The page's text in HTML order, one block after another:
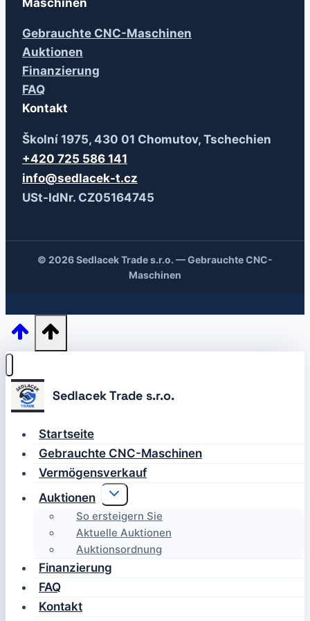
Maschinen
Gebrauchte CNC-Maschinen
Auktionen
Finanzierung
FAQ
Kontakt
Školní 1975, 430 01 Chomutov, Tschechien
+420 725 586 141
info@sedlacek-t.cz
USt-IdNr. CZ05164745
© 2026 Sedlacek Trade s.r.o. — Gebrauchte CNC-
Maschinen
Startseite
Gebrauchte CNC-Maschinen
Vermögensverkauf
Auktionen
Untermenü
umschalten
So ersteigern Sie
Aktuelle Auktionen
Auktionsordnung
Finanzierung
FAQ
Kontakt